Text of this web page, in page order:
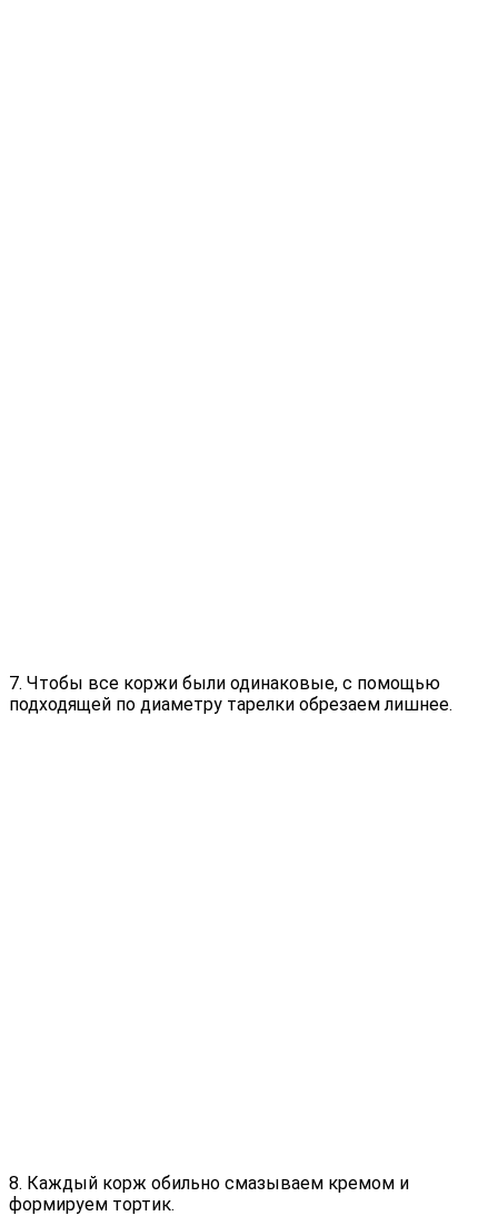
7. Чтобы все коржи были одинаковые, с помощью
подходящей по диаметру тарелки обрезаем лишнее.
8. Каждый корж обильно смазываем кремом и
формируем тортик.